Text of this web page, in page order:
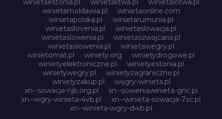
winietaestonia.pl
winietalitwa.pl
winietalotwa.pl
winietamoldawia.pl
winietaonline.com
winietapolska.pl
winietarumunia.pl
winietaslovenia.pl
winietaslowacja.pl
winietaslowenia.pl
winietaszwajcaria.pl
winietasłowenia.pl
winietawegry.pl
winietomat.pl
winiety.org
winietydrogowe.pl
winietyelektroniczne.pl
winietyestonia.pl
winietywegry.pl
winietyzagraniczne.pl
winietyzakup.pl
węgry-winieta.pl
xn--sowacja-njb.org.pl
xn--soweniawinieta-gnc.pl
xn--wgry-winieta-4vb.pl
xn--winieta-sowacja-7sc.pl
xn--winieta-wgry-dwb.pl